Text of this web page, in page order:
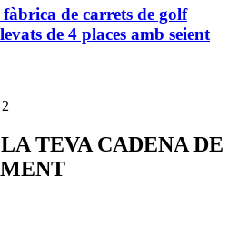
de carrets de golf
de 4 places amb seient
TEVA CADENA DE